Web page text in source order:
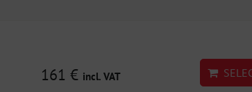
161 € incl. VAT